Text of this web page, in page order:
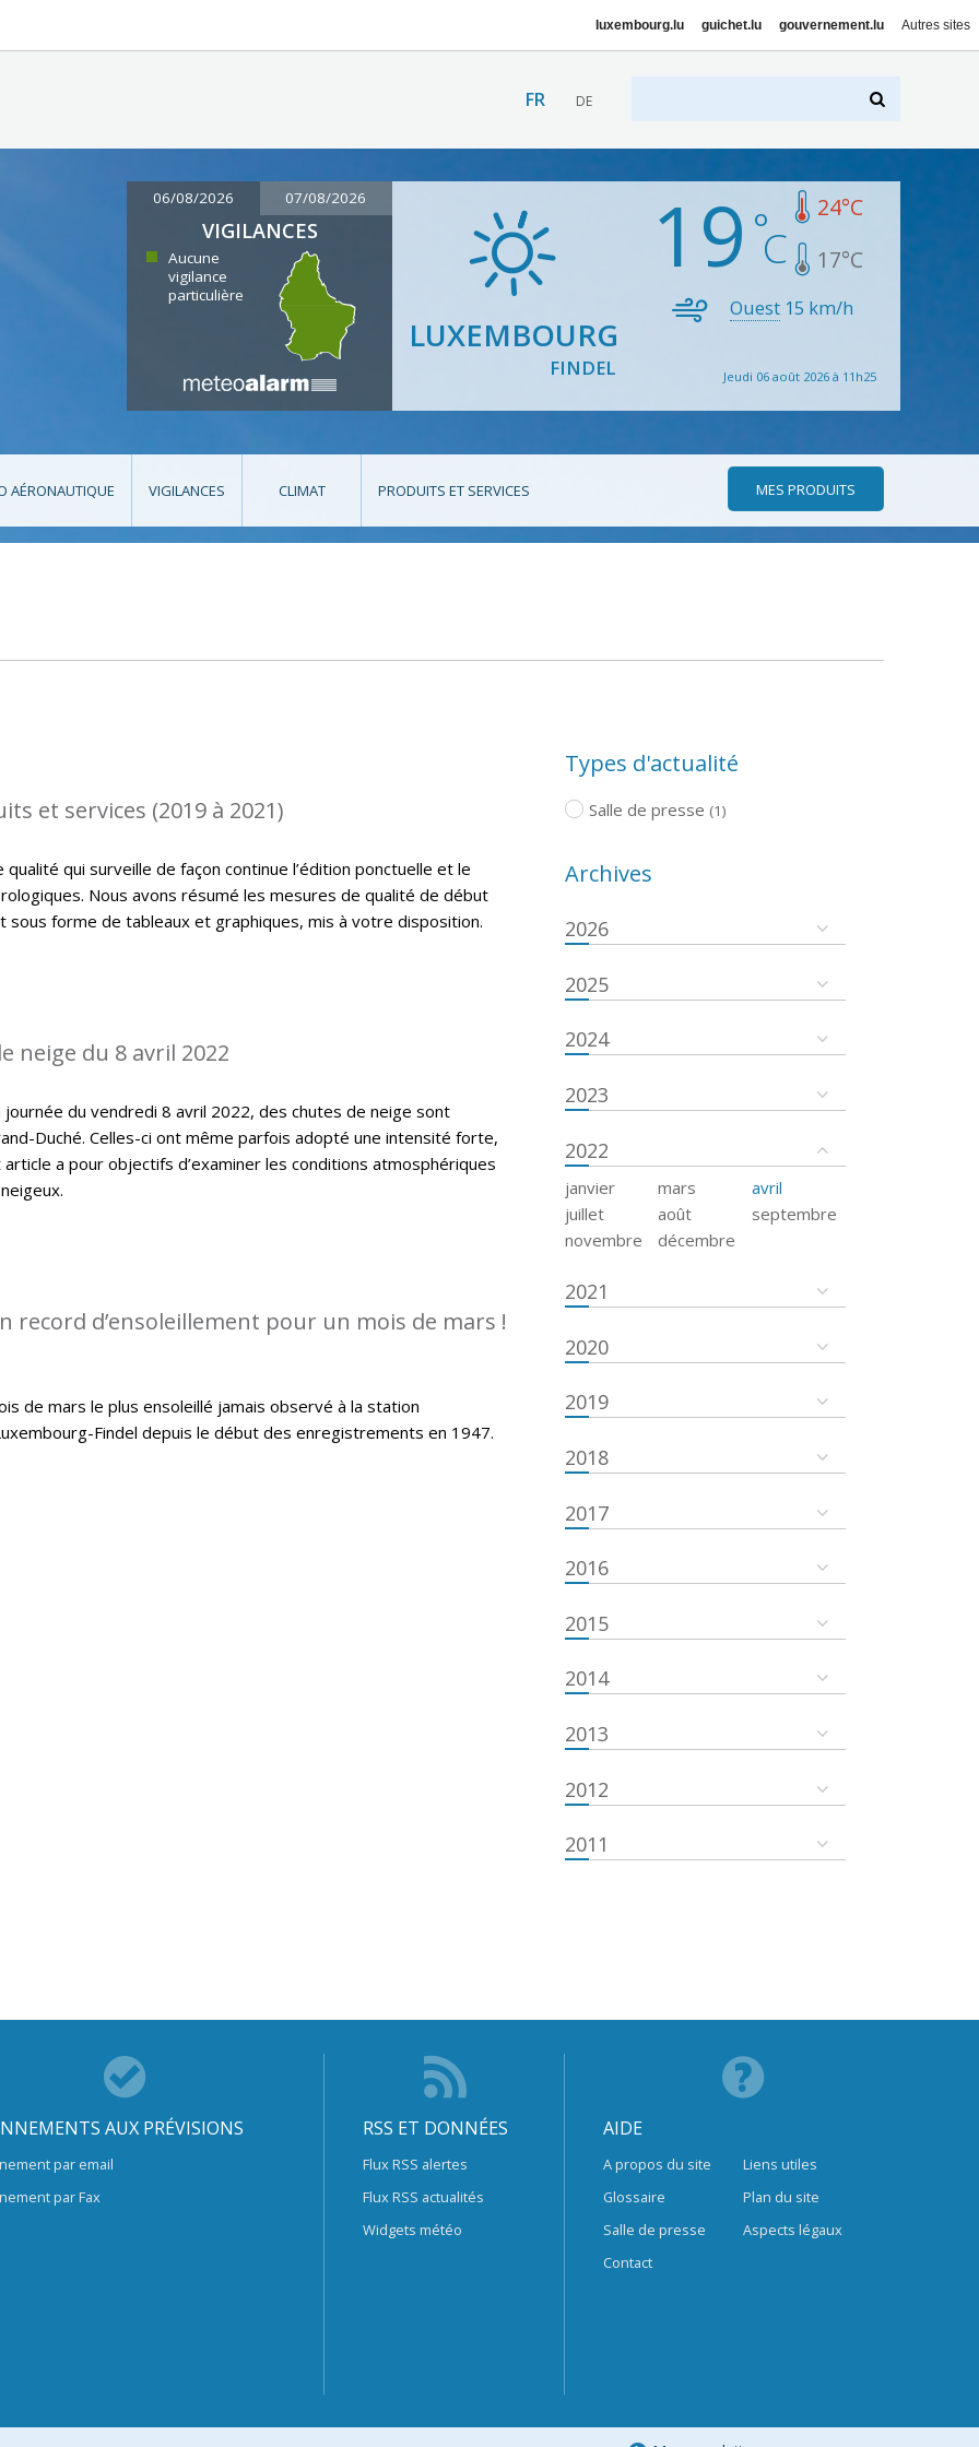
luxembourg.lu guichet.lu gouvernement.lu Autres sites
FR DE
06/08/2026 07/08/2026
VIGILANCES
Aucune
vigilance
particulière
LUXEMBOURG
FINDEL
19 24°C
17°C
Ouest 15 km/h
Jeudi 06 août 2026 à 11h25
AÉRONAUTIQUE VIGILANCES CLIMAT PRODUITS ET SERVICES MES PRODUITS
et services (2019 à 2021)
qui surveille de façon continue l’édition ponctuelle et le
Nous avons résumé les mesures de qualité de début
sous forme de tableaux et graphiques, mis à votre disposition.
neige du 8 avril 2022
du vendredi 8 avril 2022, des chutes de neige sont
Duché. Celles-ci ont même parfois adopté une intensité forte,
a pour objectifs d’examiner les conditions atmosphériques
record d’ensoleillement pour un mois de mars !
de mars le plus ensoleillé jamais observé à la station
Findel depuis le début des enregistrements en 1947.
Types d'actualité
Salle de presse (1)
Archives
2026
2025
2024
2023
2022
janvier mars
avril
juillet
août
septembre
novembre
décembre
2021
2020
2019
2018
2017
2016
2015
2014
2013
2012
2011
AUX PRÉVISIONS
par email
par Fax
RSS ET DONNÉES
Flux RSS alertes
Flux RSS actualités
Widgets météo
AIDE
A propos du site
Glossaire
Salle de presse
Contact
Liens utiles
Plan du site
Aspects légaux